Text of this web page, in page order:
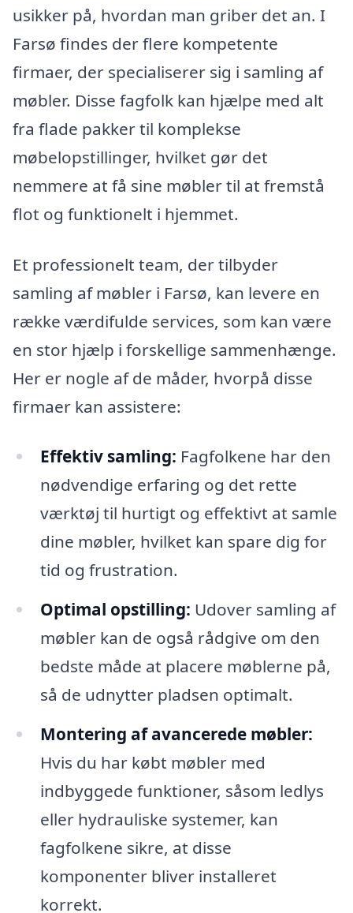
usikker på, hvordan man griber det an. I
Farsø findes der flere kompetente
firmaer, der specialiserer sig i samling af
møbler. Disse fagfolk kan hjælpe med alt
fra flade pakker til komplekse
møbelopstillinger, hvilket gør det
nemmere at få sine møbler til at fremstå
flot og funktionelt i hjemmet.
Et professionelt team, der tilbyder
samling af møbler i Farsø, kan levere en
række værdifulde services, som kan være
en stor hjælp i forskellige sammenhænge.
Her er nogle af de måder, hvorpå disse
firmaer kan assistere:
Effektiv samling: Fagfolkene har den
nødvendige erfaring og det rette
værktøj til hurtigt og effektivt at samle
dine møbler, hvilket kan spare dig for
tid og frustration.
Optimal opstilling: Udover samling af
møbler kan de også rådgive om den
bedste måde at placere møblerne på,
så de udnytter pladsen optimalt.
Montering af avancerede møbler:
Hvis du har købt møbler med
indbyggede funktioner, såsom ledlys
eller hydrauliske systemer, kan
fagfolkene sikre, at disse
komponenter bliver installeret
korrekt.